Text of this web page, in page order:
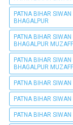
PATNA BIHAR
BHAGALPUR
PATNA BIHAR
BHAGALPUR
PATNA BIHAR
BHAGALPUR
PATNA BIHAR
PATNA BIHAR
PATNA BIHAR